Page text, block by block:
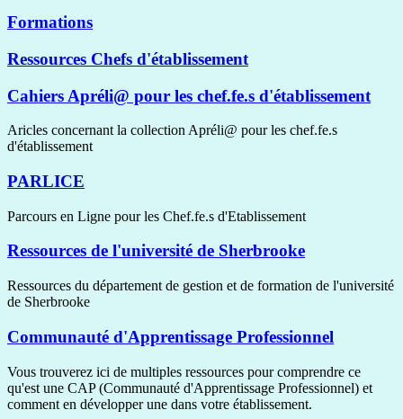
Formations
Ressources Chefs d'établissement
Cahiers Apréli@ pour les chef.fe.s d'établissement
Aricles concernant la collection Apréli@ pour les chef.fe.s
d'établissement
PARLICE
Parcours en Ligne pour les Chef.fe.s d'Etablissement
Ressources de l'université de Sherbrooke
Ressources du département de gestion et de formation de l'université
de Sherbrooke
Communauté d'Apprentissage Professionnel
Vous trouverez ici de multiples ressources pour comprendre ce
qu'est une CAP (Communauté d'Apprentissage Professionnel) et
comment en développer une dans votre établissement.